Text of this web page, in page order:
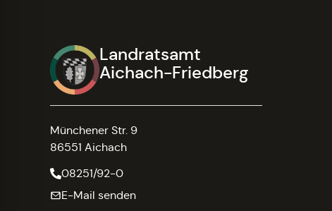
Landratsamt
Aichach-Friedberg
Münchener Str. 9
86551 Aichach
08251/92-0
E-Mail senden